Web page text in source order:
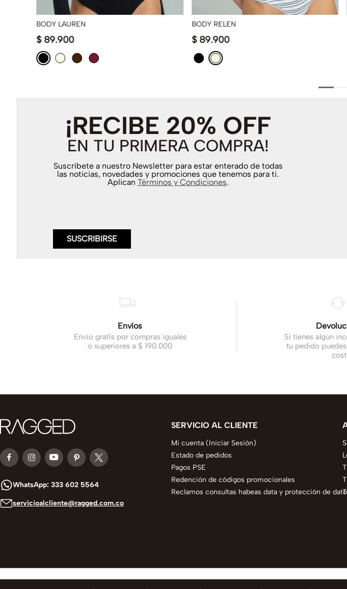
BODY LAUREN
$ 89.900
BODY RELEN
$ 89.900
¡RECIBE 20% OFF
EN TU PRIMERA COMPRA!
Suscríbete a nuestro Newsletter para estar enterado de todas
las noticias, novedades y promociones que tenemos para ti.
Aplican Términos y Condiciones.
SUSCRIBIRSE
Envíos
Envío gratis por compras iguales
o superiores a $ 190.000
Si tienes algún
tu pedido
WhatsApp: 333 602 5564
servicioalcliente@ragged.com.co
SERVICIO AL CLIENTE
Mi cuenta (Iniciar Sesión)
Estado de pedidos
Pagos PSE
Redención de códigos promocionales
Reclamos consultas habeas data y protección de